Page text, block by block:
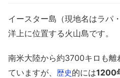
イースター島（現地名はラパ
洋上に位置する火山島です。
南米大陸から約3700キロも離
ていますが、 歴史的には1200